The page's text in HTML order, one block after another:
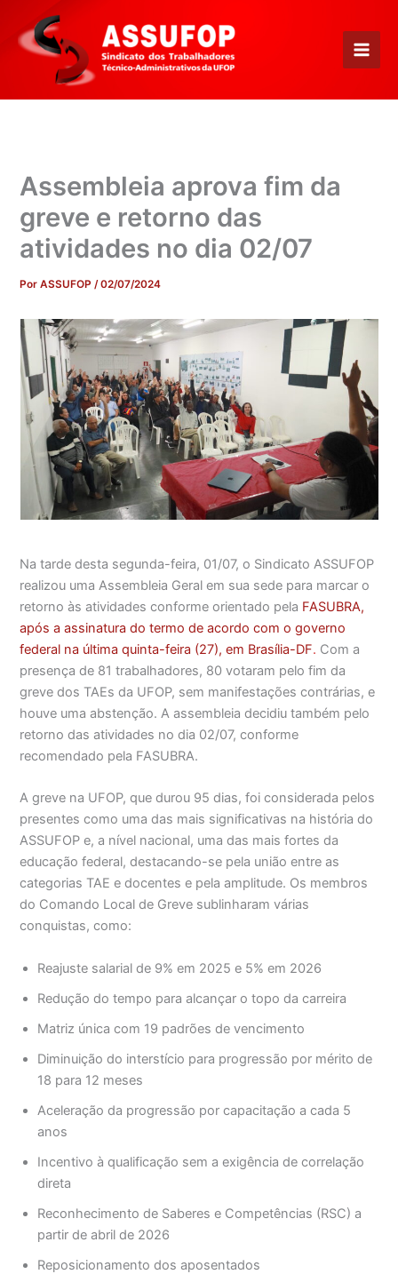
para
conteúdo
Assembleia aprova fim da
greve e retorno das
atividades no dia 02/07
PorASSUFOP/02/07/2024
Na tarde desta segunda-feira, 01/07, o Sindicato ASSUFOP
realizou uma Assembleia Geral em sua sede para marcar o
retorno às atividades conforme orientado pela FASUBRA,
após a assinatura do termo de acordo com o governo
federal na última quinta-feira (27), em Brasília-DF. Com a
presença de 81 trabalhadores, 80 votaram pelo fim da
greve dos TAEs da UFOP, sem manifestações contrárias, e
houve uma abstenção. A assembleia decidiu também pelo
retorno das atividades no dia 02/07, conforme
recomendado pela FASUBRA.
A greve na UFOP, que durou 95 dias, foi considerada pelos
presentes como uma das mais significativas na história do
ASSUFOP e, a nível nacional, uma das mais fortes da
educação federal, destacando-se pela união entre as
categorias TAE e docentes e pela amplitude. Os membros
do Comando Local de Greve sublinharam várias
conquistas, como:
Reajuste salarial de 9% em 2025 e 5% em 2026
Redução do tempo para alcançar o topo da carreira
Matriz única com 19 padrões de vencimento
Diminuição do interstício para progressão por mérito de
18 para 12 meses
Aceleração da progressão por capacitação a cada 5
anos
Incentivo à qualificação sem a exigência de correlação
direta
Reconhecimento de Saberes e Competências (RSC) a
partir de abril de 2026
Reposicionamento dos aposentados